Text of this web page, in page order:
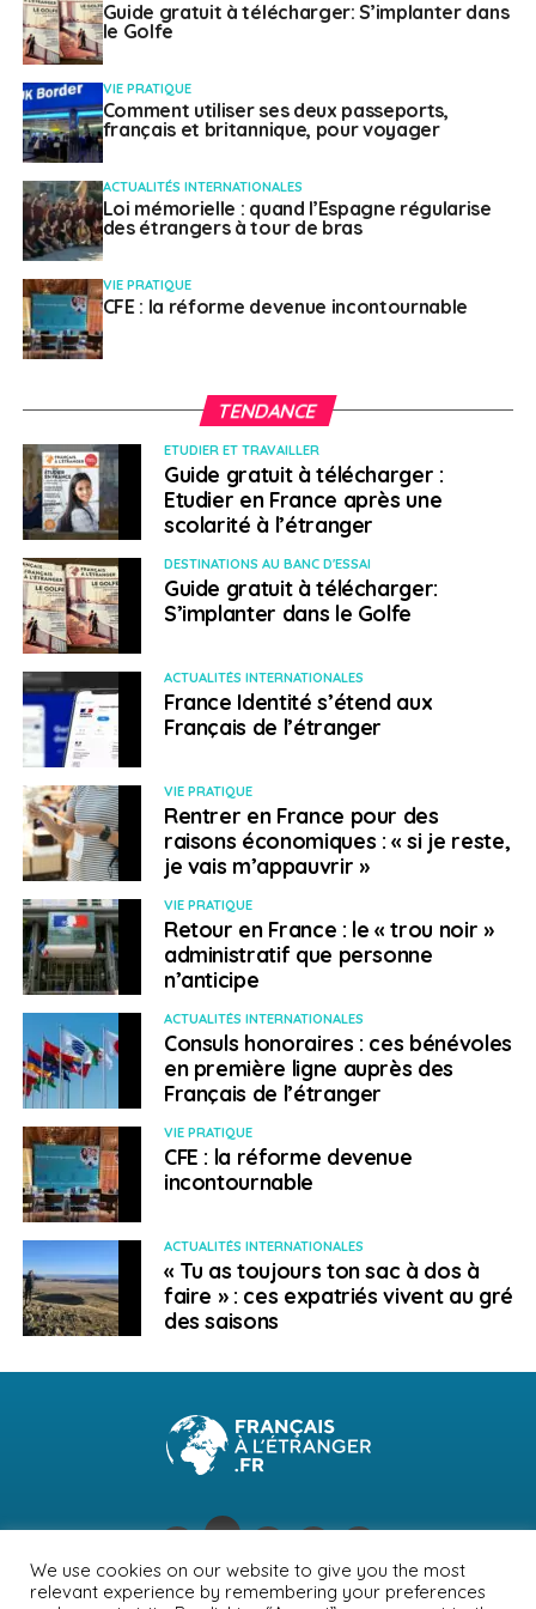
Les derniers conseils aux voyageurs du Quai
d’Orsay
Philippe Duport
Guide gratuit à télécharger: S’implanter dans
le Golfe
VIE PRATIQUE
Comment utiliser ses deux passeports,
français et britannique, pour voyager
ACTUALITÉS INTERNATIONALES
Loi mémorielle : quand l’Espagne régularise
des étrangers à tour de bras
VIE PRATIQUE
CFE : la réforme devenue incontournable
TENDANCE
ETUDIER ET TRAVAILLER
Guide gratuit à télécharger :
Etudier en France après une
scolarité à l’étranger
DESTINATIONS AU BANC D'ESSAI
Guide gratuit à télécharger:
S’implanter dans le Golfe
ACTUALITÉS INTERNATIONALES
France Identité s’étend aux
Français de l’étranger
VIE PRATIQUE
Rentrer en France pour des
raisons économiques : « si je reste,
je vais m’appauvrir »
VIE PRATIQUE
Retour en France : le « trou noir »
administratif que personne
n’anticipe
ACTUALITÉS INTERNATIONALES
Consuls honoraires : ces bénévoles
en première ligne auprès des
Français de l’étranger
VIE PRATIQUE
CFE : la réforme devenue
incontournable
ACTUALITÉS INTERNATIONALES
« Tu as toujours ton sac à dos à
faire » : ces expatriés vivent au gré
des saisons
We use cookies on our website to give you the most
relevant experience by remembering your preferences